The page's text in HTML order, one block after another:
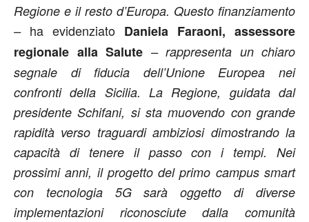
Regione e il resto d’Europa. Questo finanziamento
– ha evidenziato Daniela Faraoni, assessore
regionale alla Salute – rappresenta un chiaro
segnale di fiducia dell’Unione Europea nei
confronti della Sicilia. La Regione, guidata dal
presidente Schifani, si sta muovendo con grande
rapidità verso traguardi ambiziosi dimostrando la
capacità di tenere il passo con i tempi. Nei
prossimi anni, il progetto del primo campus smart
con tecnologia 5G sarà oggetto di diverse
implementazioni riconosciute dalla comunità